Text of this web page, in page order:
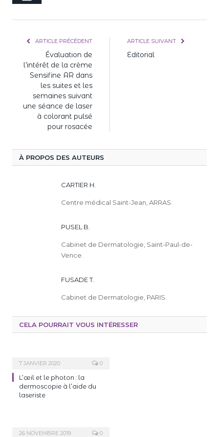
ARTICLE PRÉCÉDENT
Évaluation de
l’intérêt de la crème
Sensifine AR dans
les suites et les
semaines suivant
une séance de laser
à colorant pulsé
pour rosacée
ARTICLE SUIVANT
Editorial
À PROPOS DES AUTEURS
CARTIER H.
Centre médical Saint-Jean, ARRAS.
PUSEL B.
Cabinet de Dermatologie, Saint-Paul-de-
Vence.
FUSADE T.
Cabinet de Dermatologie, PARIS.
CELA POURRAIT VOUS INTÉRESSER
7 JANVIER 2020 0
L’œil et le photon : la
dermoscopie à l’aide du
laseriste
26 NOVEMBRE 2019 0